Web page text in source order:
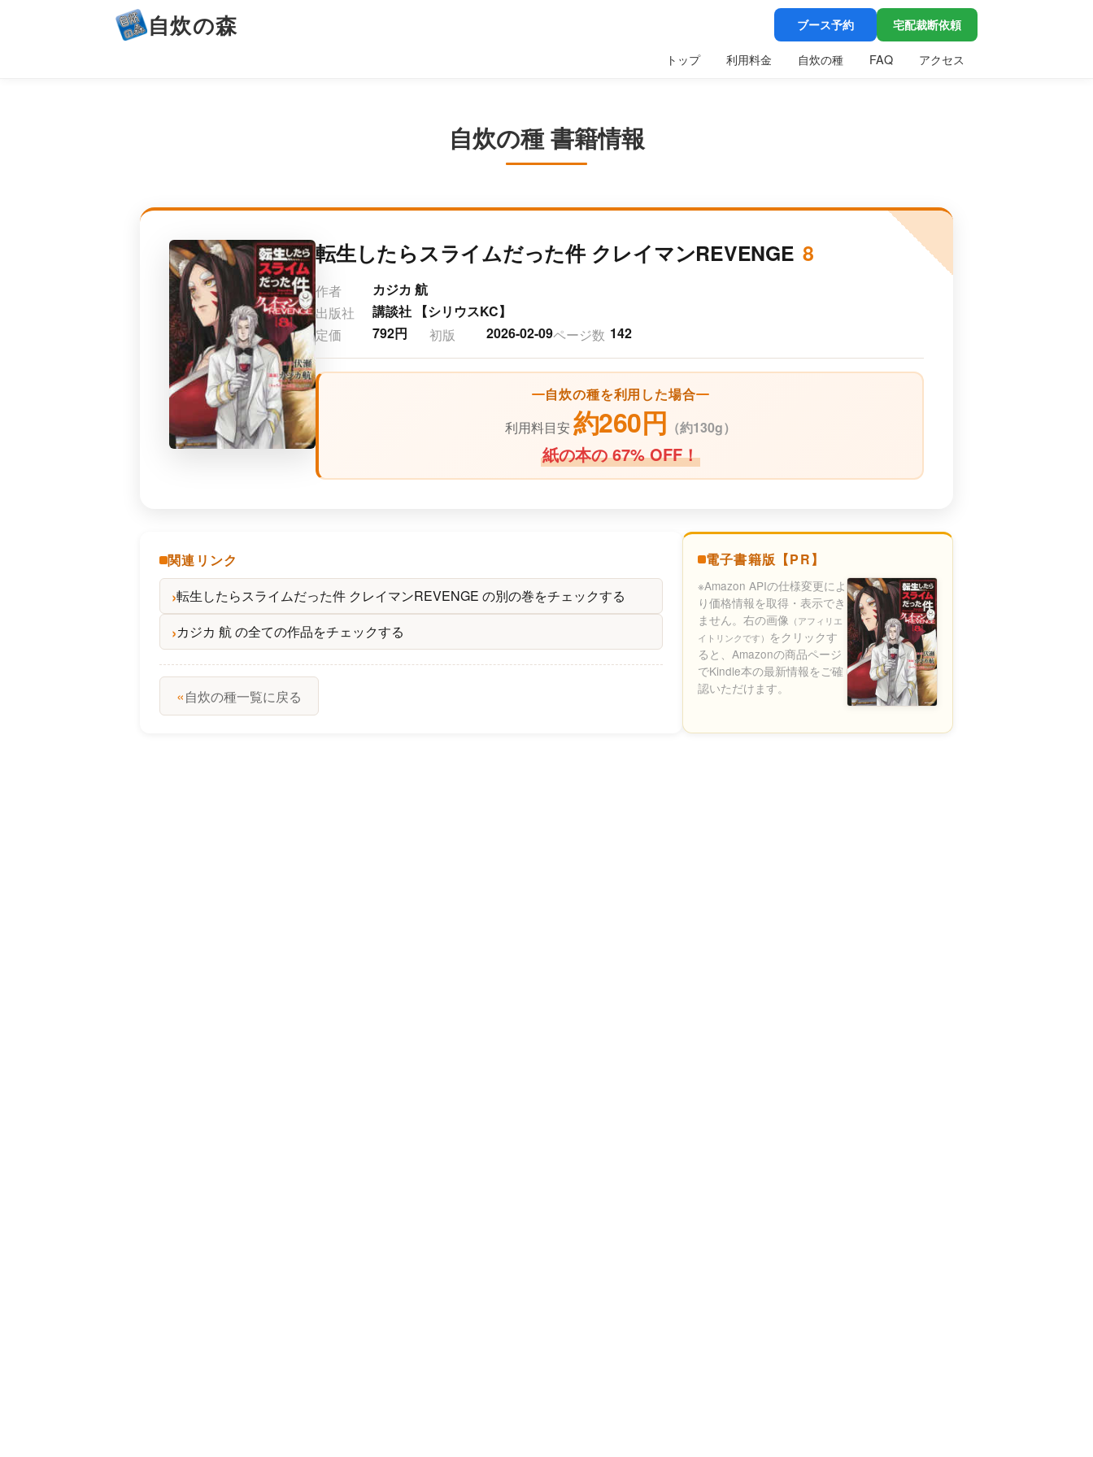
自炊の森 ブース予約 宅配裁断依頼
トップ 利用料金 自炊の種 FAQ アクセス
自炊の種 書籍情報
転生したらスライムだった件 クレイマンREVENGE 8
作者
カジカ 航
出版社
講談社 【シリウスKC】
定価
792円 初版 2026-02-09ページ数 142
自炊の種を利用した場合
利用料目安約260円 （約130g）
紙の本の 67% OFF！
関連リンク
転生したらスライムだった件 クレイマンREVENGE の別の巻をチェックする
カジカ 航 の全ての作品をチェックする
«自炊の種一覧に戻る
電子書籍版【PR】
※Amazon APIの仕様変更によ
り価格情報を取得・表示でき
ません。右の画像 （アフィリエ
イトリンクです） をクリックす
ると、Amazonの商品ページ
でKindle本の最新情報をご確
認いただけます。